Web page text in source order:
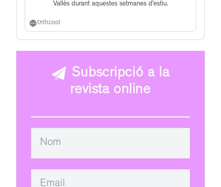
Vallès durant aquestes setmanes d’estiu.
f.mtr.cool
Subscripció a la
revista online